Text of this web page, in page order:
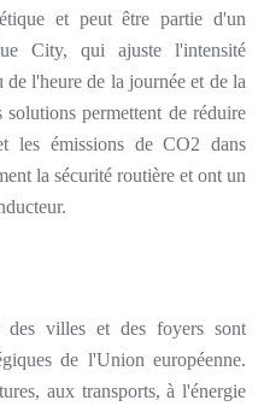
et peut êtrepartie d'un
City, qui ajuste l'intensité
l'heure de la journée et de la
permettent de réduire
les émissions de CO2 dans
la sécurité routière et ont un
des villes et des foyers sont
de l'Union européenne.
aux transports, à l'énergie